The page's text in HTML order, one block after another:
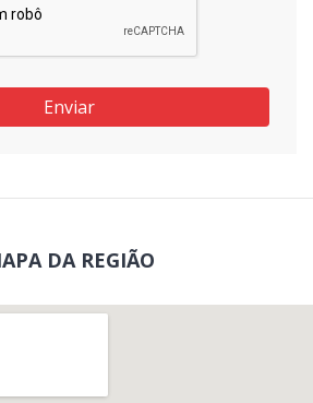
Enviar
DA REGIÃO